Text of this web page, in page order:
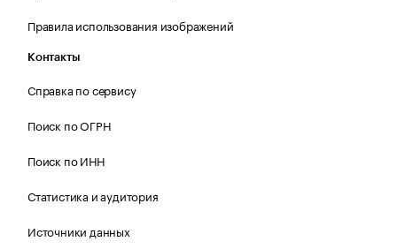
Правила использования изображений
Контакты
Справка по сервису
Поиск по ОГРН
Поиск по ИНН
Статистика и аудитория
Источники данных